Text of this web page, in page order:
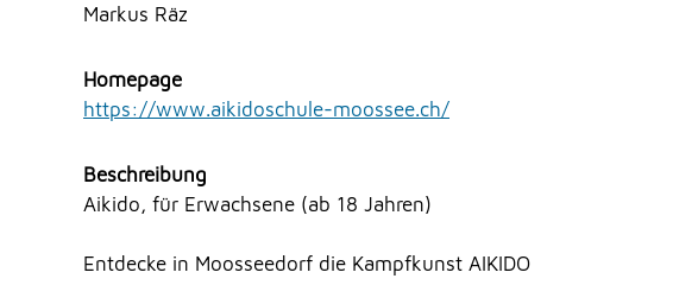
Markus Räz
Homepage
https://www.aikidoschule-moossee.ch/
Beschreibung
Aikido, für Erwachsene (ab 18 Jahren)
Entdecke in Moosseedorf die Kampfkunst AIKIDO